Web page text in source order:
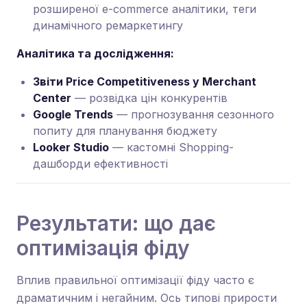
розширеної e-commerce аналітики, теги
динамічного ремаркетингу
Аналітика та дослідження:
Звіти Price Competitiveness у Merchant
Center — розвідка цін конкурентів
Google Trends — прогнозування сезонного
попиту для планування бюджету
Looker Studio — кастомні Shopping-
дашборди ефективності
Результати: що дає
оптимізація фіду
Вплив правильної оптимізації фіду часто є
драматичним і негайним. Ось типові прирости